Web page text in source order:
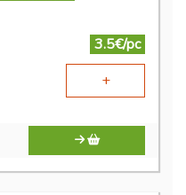
3.5€/pc
+